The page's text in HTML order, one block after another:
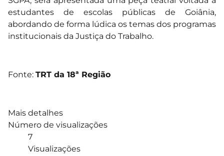
estudantes de escolas públicas de Goiânia,
abordando de forma lúdica os temas dos programas
institucionais da Justiça do Trabalho.
Fonte: TRT da 18ª Região
Mais detalhes
Número de visualizações
7
Visualizações